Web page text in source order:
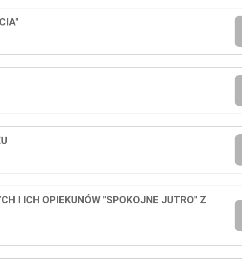
I ICH OPIEKUNÓW "SPOKOJNE JUTRO" Z